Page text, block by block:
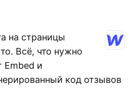
на страницы
Всё, что нужно
Embed и
код отзывов